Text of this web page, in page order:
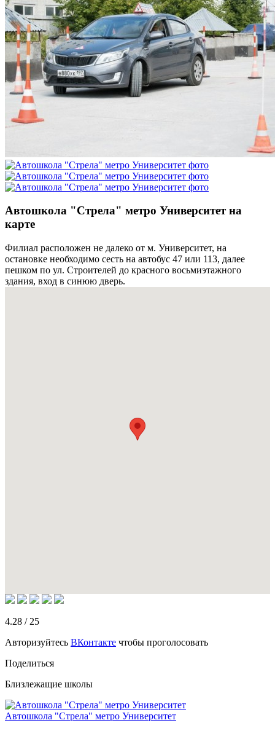
Автошкола "Стрела" метро Университет на
карте
Филиал расположен не далеко от м. Университет, на
остановке необходимо сесть на автобус 47 или 113, далее
пешком по ул. Строителей до красного восьмиэтажного
здания, вход в синюю дверь.
4.28 / 25
Авторизуйтесь ВКонтакте чтобы проголосовать
Поделиться
Близлежащие школы
Автошкола "Стрела" метро Университет